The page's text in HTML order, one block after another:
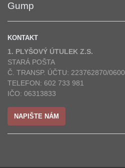
Gump
KONTAKT
1. PLYŠOVÝ ÚTULEK Z.S.
STARÁ POŠTA
Č. TRANSP. ÚČTU: 223762870/0600
TELEFON: 602 733 981
IČO: 06313833
NAPIŠTE NÁM